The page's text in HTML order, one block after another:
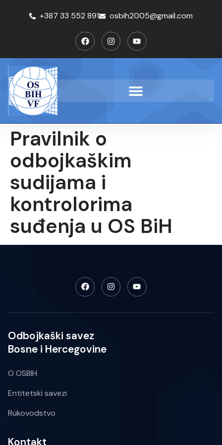
+387 33 552 891 osbih2005@gmail.com
Pravilnik o
odbojkaškim
sudijama i
kontrolorima
suđenja u OS BiH
Odbojkaški savez
Bosne i Hercegovine
O OSBIH
Entitetski savezi
Rukovodstvo
Kontakt